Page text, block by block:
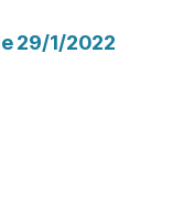
29/1/2022